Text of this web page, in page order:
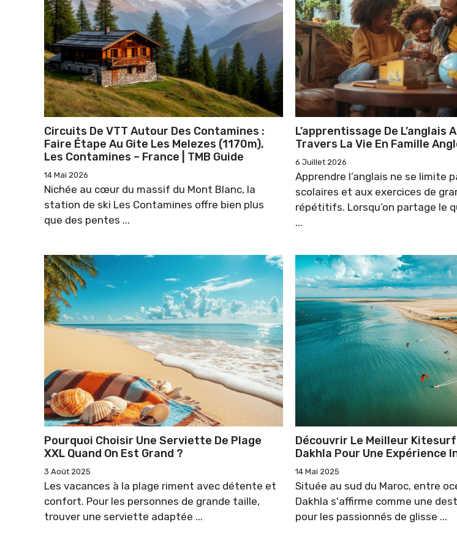
Circuits De VTT Autour Des Contamines :
Faire Étape Au Gite Les Melezes (1170m),
Les Contamines – France | TMB Guide
14 Mai 2026
Nichée au cœur du massif du Mont Blanc, la
station de ski Les Contamines offre bien plus
que des pentes ...
L’apprentissage De L’anglais
Travers La Vie En Famille
6 Juillet 2026
Apprendre l’anglais ne se limite
scolaires et aux exercices de
répétitifs. Lorsqu’on partage le
...
Pourquoi Choisir Une Serviette De Plage
XXL Quand On Est Grand ?
3 Août 2025
Les vacances à la plage riment avec détente et
confort. Pour les personnes de grande taille,
trouver une serviette adaptée ...
Découvrir Le Meilleur Kitesurf
Dakhla Pour Une Expérience
14 Mai 2025
Située au sud du Maroc, entre
Dakhla s'affirme comme une
pour les passionnés de glisse ...